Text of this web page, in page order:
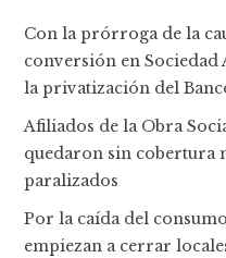
Con la prórroga de la
conversión en
la privatización del
Afiliados de la Obra
quedaron sin cobertura
paralizados
Por la caída del
empiezan a cerrar